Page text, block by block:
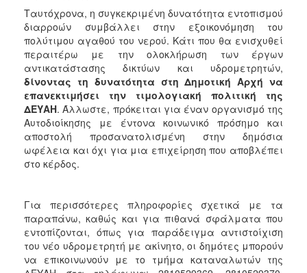
Ταυτόχρονα, η συγκεκριμένη δυνατότητα εντοπισμού
διαρροών συμβάλλει στην εξοικονόμηση του
πολύτιμου αγαθού του νερού. Κάτι που θα ενισχυθεί
περαιτέρω με την ολοκλήρωση των έργων
αντικατάστασης δικτύων και υδρομετρητών,
δίνοντας τη δυνατότητα στη Δημοτική Αρχή να
επανεκτιμήσει την τιμολογιακή πολιτική της
ΔΕΥΑΗ. Άλλωστε, πρόκειται για έναν οργανισμό της
Αυτοδιοίκησης με έντονα κοινωνικό πρόσημο και
αποστολή προσανατολισμένη στην δημόσια
ωφέλεια και όχι για μια επιχείρηση που αποβλέπει
στο κέρδος.
Για περισσότερες πληροφορίες σχετικά με τα
παραπάνω, καθώς και για πιθανά σφάλματα που
εντοπίζονται, όπως για παράδειγμα αντιστοίχιση
του νέο υδρομετρητή με ακίνητο, οι δημότες μπορούν
να επικοινωνούν με το τμήμα καταναλωτών της